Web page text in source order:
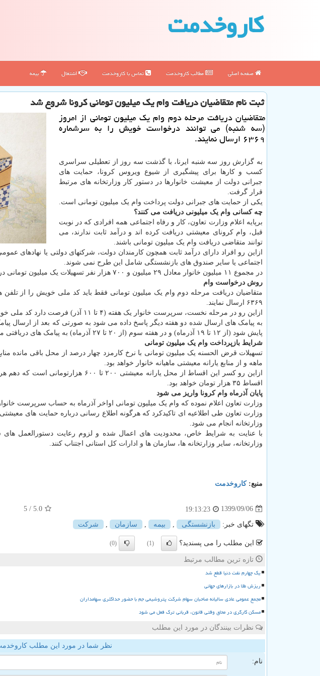
كاروخدمت
صفحه اصلی مطالب كاروخدمت تماس با كاروخدمت اشتغال بیمه
ثبت نام متقاضیان دریافت وام یك میلیون تومانی كرونا شروع شد
متقاضیان دریافت مرحله دوم وام یك میلیون تومانی از امروز
(سه شنبه) می توانند درخواست خویش را به سرشماره
۶۳۶۹ ارسال نمایند.
به گزارش روز سه شنبه ایرنا، با گذشت سه روز از تعطیلی سراسری
کسب و کارها برای پیشگیری از شیوع ویروس کرونا، حمایت های
جبرانی دولت از معیشت خانوارها در دستور کار وزارتخانه های مرتبط
قرار گرفت.
یکی از حمایت های جبرانی دولت پرداخت وام یک میلیون تومانی است.
چه کسانی وام یک میلیونی دریافت می کنند؟
برپایه اعلام وزارت تعاون، کار و رفاه اجتماعی همه افرادی که در نوبت
قبل، وام کرونای معیشتی دریافت کرده اند و درآمد ثابت ندارند، می
توانند متقاضی دریافت وام یک میلیون تومانی باشند.
ازاین رو افراد دارای درآمد ثابت همچون کارمندان دولت، شرکتهای دولتی یا نهادهای
اجتماعی یا سایر صندوق های بازنشستگی شامل این طرح نمی شوند.
در مجموع ۱۱ میلیون خانوار معادل ۲۹ میلیون و ۷۰۰ هزار نفر تسهیلات یک میلیون تومانی دریافت می کنند.
روش درخواست وام
متقاضیان دریافت مرحله دوم وام یک میلیون تومانی فقط باید کد ملی خویش را از
۶۳۶۹ ارسال نمایند.
ازاین رو در مرحله نخست، سرپرست خانوار یک هفته (۴ تا ۱۱ آذر) فرصت دارد کد ملی خویش را ارسال نماید.
به پیامک های ارسال شده دو هفته دیگر پاسخ داده می شود به صورتی که بعد از ارسال
پایش شود (از ۱۲ تا ۱۹ آذرماه) و در هفته سوم (از ۲۰ تا ۲۷ آذرماه) به پیامک های دریافتی مشمول با سرشماره v.refah پاسخ داده می شود.
شرایط بازپرداخت وام یک میلیون تومانی
ماهه و از منابع یارانه معیشتی ماهیانه خانوار خواهد بود.
ازاین رو کسر این اقساط از محل یارانه
اقساط ۳۵ هزار تومان خواهد بود.
پایان آذرماه وام کرونا واریز می شود
وزارت تعاون اعلام نموده که وام یک میلیون تومانی اواخر آذرماه به حساب سرپرست
وزارت تعاون طی اطلاعیه ای تاکیدکرد که هرگونه اطلاع رسانی درباره حمایت های
وزارتخانه انجام می شود.
با عنایت به شرایط خاص، محدودیت های اعمال شده و لزوم رعایت دستورالعمل های
وزارتخانه، سایر وزارتخانه ها، سازمان ها و ادارات کل استانی اجتناب کنند.
منبع:كاروخدمت
1399/09/06
19:13:23
5.0
/ 5
تگهای خبر: بازنشستگی بیمه سازمان شركت
این مطلب را می پسندید؟ (1)
(0)
تازه ترین مطالب مرتبط
یک چهارم نفت دنیا قطع شد
ریزش طلا در بازارهای جهانی
مجمع عمومی عادی سالیانه صاحبان سهام شرکت پتروشیمی جم با حضور حداکثری سهامداران
مسکن کارگری در محاق وقتی قانون، قربانی ترک فعل می شود
نظرات بینندگان در مورد این مطلب
نظر شما در مورد این مطلب
نام: